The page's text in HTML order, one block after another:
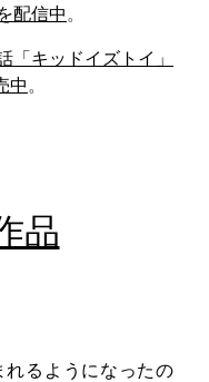
配信中。
キッドイズトイ」
中。
品
れるようになったの